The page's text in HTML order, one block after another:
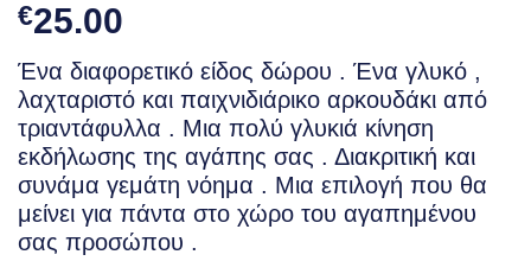
€25.00
Ένα διαφορετικό είδος δώρου . Ένα γλυκό ,
λαχταριστό και παιχνιδιάρικο αρκουδάκι από
τριαντάφυλλα . Μια πολύ γλυκιά κίνηση
εκδήλωσης της αγάπης σας . Διακριτική και
συνάμα γεμάτη νόημα . Μια επιλογή που θα
μείνει για πάντα στο χώρο του αγαπημένου
σας προσώπου .